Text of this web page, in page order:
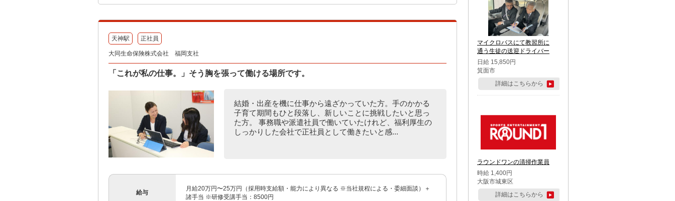
天神駅 正社員
大同生命保険株式会社 福岡支社
「これが私の仕事。」そう胸を張って働ける場所です。
結婚・出産を機に仕事から遠ざかっていた方。手のかかる
子育て期間もひと段落し、新しいことに挑戦したいと思っ
た方。 事務職や派遣社員で働いていたけれど、福利厚生の
しっかりした会社で正社員として働きたいと感...
給与
月給20万円〜25万円（採用時支給額・能力により異なる ※当社規程による・委細面談）＋
諸手当 ※研修受講手当：8500円
マイクロバスにて教習所に
通う生徒の送迎ドライバー
日給 15,850円
箕面市
詳細はこちらから
ラウンドワンの清掃作業員
時給 1,400円
大阪市城東区
詳細はこちらから